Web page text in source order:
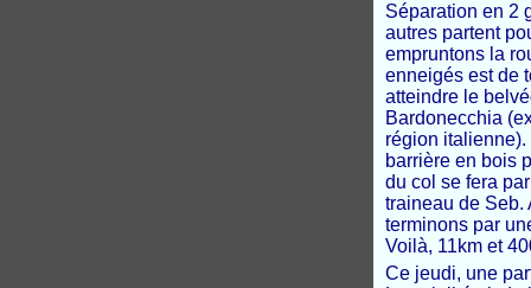
Séparation en 2
autres partent
empruntons la
enneigés est de
atteindre le
Bardonecchia
région
barrière en bois
du col se fera
traineau de Seb.
terminons par
Voilà, 11km et
Ce jeudi, une